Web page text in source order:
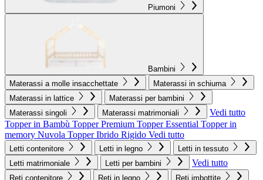
Piumoni
Bambini
Materassi a molle insacchettate
Materassi in schiuma
Materassi in lattice
Materassi per bambini
Materassi singoli
Materassi matrimoniali
Vedi tutto
Topper in Bambù Topper Premium Topper Essential Topper in
memory Nuvola Topper Ibrido Rigido Vedi tutto
Letti contenitore Letti in legno
Letti in tessuto
Letti matrimoniale
Letti per bambini Vedi tutto
Reti contenitore Reti in legno Reti imbottite